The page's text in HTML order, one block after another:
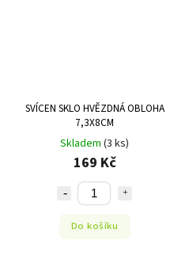
SVÍCEN SKLO HVĚZDNÁ OBLOHA
7,3X8CM
Skladem (3 ks)
169 Kč
Do košíku